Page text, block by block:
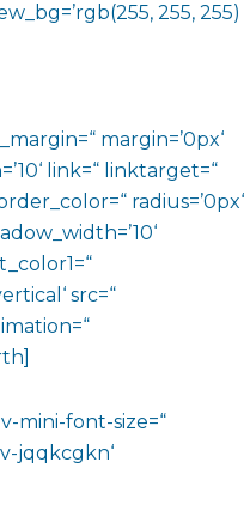
255, 255)
margin=’0px‘
link=“ linktarget=“
radius=’0px‘
src=“
mini-font-size=“
jqqkcgkn‘